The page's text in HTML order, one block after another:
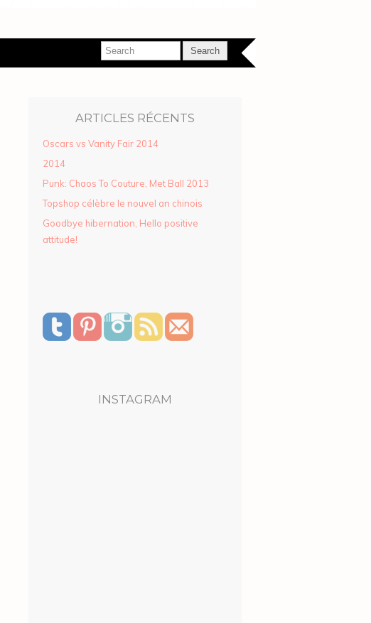
ARTICLES RÉCENTS
Oscars vs Vanity Fair 2014
2014
Punk: Chaos To Couture, Met Ball 2013
Topshop célèbre le nouvel an chinois
Goodbye hibernation, Hello positive
attitude!
INSTAGRAM